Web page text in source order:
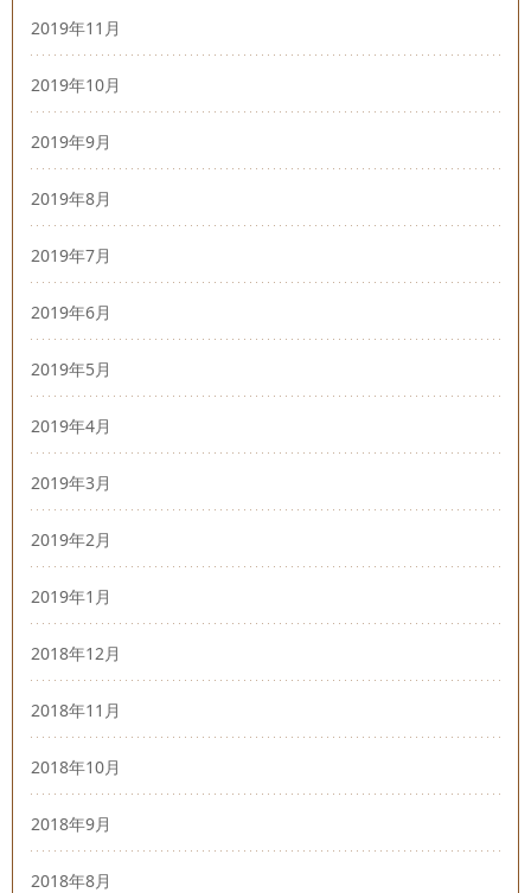
2019年11月
2019年10月
2019年9月
2019年8月
2019年7月
2019年6月
2019年5月
2019年4月
2019年3月
2019年2月
2019年1月
2018年12月
2018年11月
2018年10月
2018年9月
2018年8月